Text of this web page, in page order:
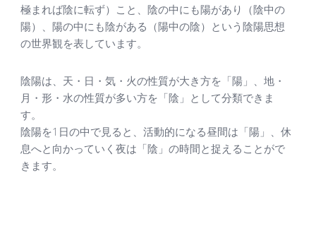
極まれば陰に転ず）こと、陰の中にも陽があり（陰中の
陽）、陽の中にも陰がある（陽中の陰）という陰陽思想
の世界観を表しています。
陰陽は、天・日・気・火の性質が大き方を「陽」、地・
月・形・水の性質が多い方を「陰」として分類できま
す。
陰陽を1日の中で見ると、活動的になる昼間は「陽」、休
息へと向かっていく夜は「陰」の時間と捉えることがで
きます。